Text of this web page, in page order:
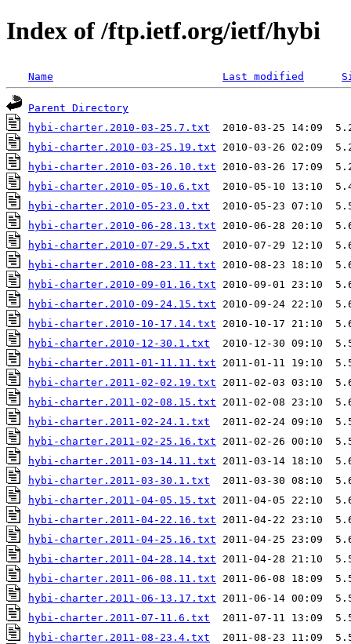
Index of /ftp.ietf.org/ietf/hybi
Name Last modified
Parent Directory
hybi-charter.2010-03-25.7.txt
hybi-charter.2010-03-25.19.txt
hybi-charter.2010-03-26.10.txt
hybi-charter.2010-05-10.6.txt
hybi-charter.2010-05-23.0.txt
hybi-charter.2010-06-28.13.txt
hybi-charter.2010-07-29.5.txt
hybi-charter.2010-08-23.11.txt
hybi-charter.2010-09-01.16.txt
hybi-charter.2010-09-24.15.txt
hybi-charter.2010-10-17.14.txt
hybi-charter.2010-12-30.1.txt
hybi-charter.2011-01-11.11.txt
hybi-charter.2011-02-02.19.txt
hybi-charter.2011-02-08.15.txt
hybi-charter.2011-02-24.1.txt
hybi-charter.2011-02-25.16.txt
hybi-charter.2011-03-14.11.txt
hybi-charter.2011-03-30.1.txt
hybi-charter.2011-04-05.15.txt
hybi-charter.2011-04-22.16.txt
hybi-charter.2011-04-25.16.txt
hybi-charter.2011-04-28.14.txt
hybi-charter.2011-06-08.11.txt
hybi-charter.2011-06-13.17.txt
hybi-charter.2011-07-11.6.txt
hybi-charter.2011-08-23.4.txt